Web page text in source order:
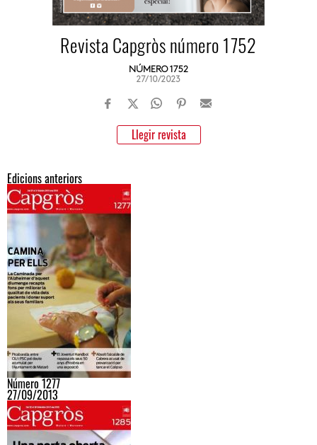
Revista Capgròs número 1752
NÚMERO 1752
27/10/2023
Llegir revista
Edicions anteriors
Número 1277
27/09/2013